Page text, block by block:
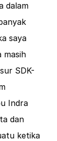
dalam
saya
masih
SDK-
Indra
dan
ketika